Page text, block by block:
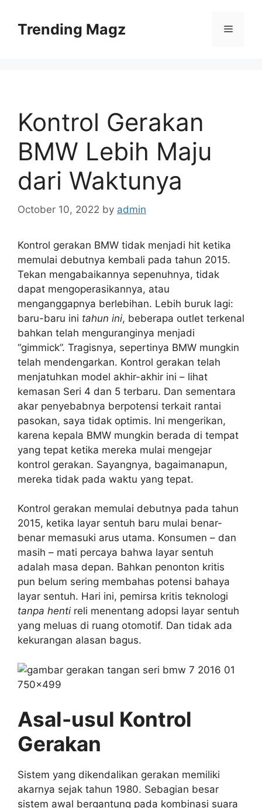
contentTrending Magz Menu
Kontrol Gerakan
BMW Lebih Maju
dari Waktunya
October 10, 2022 by admin
Kontrol gerakan BMW tidak menjadi hit ketika
memulai debutnya kembali pada tahun 2015.
Tekan mengabaikannya sepenuhnya, tidak
dapat mengoperasikannya, atau
menganggapnya berlebihan. Lebih buruk lagi:
baru-baru ini tahun ini, beberapa outlet terkenal
bahkan telah menguranginya menjadi
“gimmick”. Tragisnya, sepertinya BMW mungkin
telah mendengarkan. Kontrol gerakan telah
menjatuhkan model akhir-akhir ini – lihat
kemasan Seri 4 dan 5 terbaru. Dan sementara
akar penyebabnya berpotensi terkait rantai
pasokan, saya tidak optimis. Ini mengerikan,
karena kepala BMW mungkin berada di tempat
yang tepat ketika mereka mulai mengejar
kontrol gerakan. Sayangnya, bagaimanapun,
mereka tidak pada waktu yang tepat.
Kontrol gerakan memulai debutnya pada tahun
2015, ketika layar sentuh baru mulai benar-
benar memasuki arus utama. Konsumen – dan
masih – mati percaya bahwa layar sentuh
adalah masa depan. Bahkan penonton kritis
pun belum sering membahas potensi bahaya
layar sentuh. Hari ini, pemirsa kritis teknologi
tanpa henti reli menentang adopsi layar sentuh
yang meluas di ruang otomotif. Dan tidak ada
kekurangan alasan bagus.
Asal-usul Kontrol
Gerakan
Sistem yang dikendalikan gerakan memiliki
akarnya sejak tahun 1980. Sebagian besar
sistem awal bergantung pada kombinasi suara